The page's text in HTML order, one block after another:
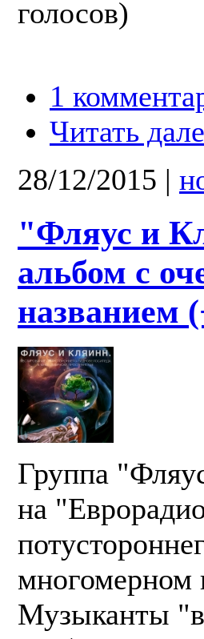
голосов)
1
Читать
28/12/2015 |
"Фляус и
альбом с
названием
Группа
на
многомерном
Музыканты